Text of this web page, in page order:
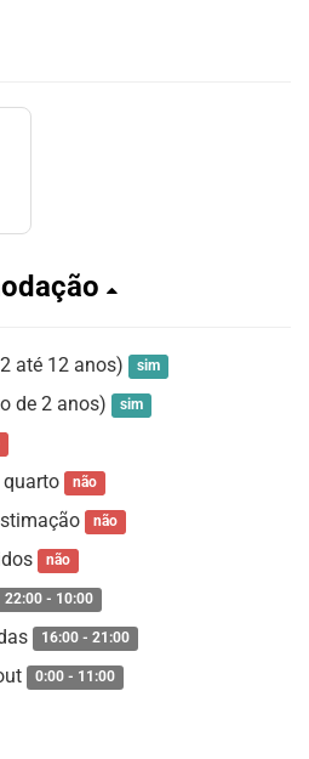
até 12 anos) sim
de 2 anos) sim
não
não
não
22:00 - 10:00
16:00 - 21:00
0:00 - 11:00